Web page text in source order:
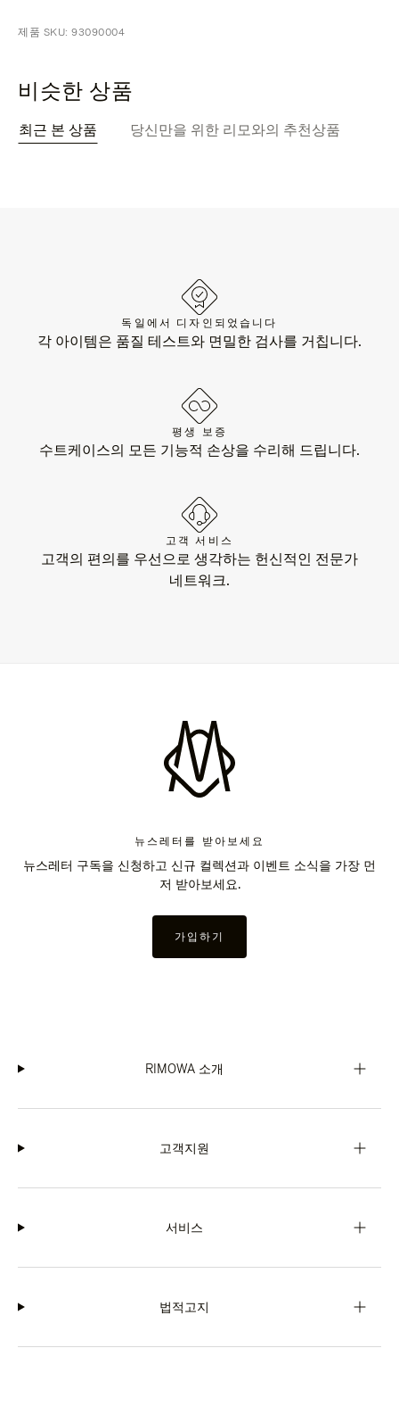
제품 SKU: 93090004
비슷한 상품
최근 본 상품 당신만을 위한 리모와의 추천상품
독일에서 디자인되었습니다
각 아이템은 품질 테스트와 면밀한 검사를 거칩니다.
평생 보증
수트케이스의 모든 기능적 손상을 수리해 드립니다.
고객 서비스
고객의 편의를 우선으로 생각하는 헌신적인 전문가
네트워크.
뉴스레터를 받아보세요
뉴스레터 구독을 신청하고 신규 컬렉션과 이벤트 소식을 가장 먼
저 받아보세요.
가입하기
RIMOWA 소개
고객지원
서비스
법적고지